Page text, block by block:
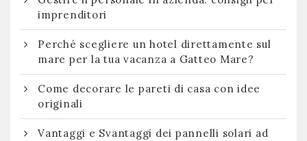
imprenditori
Perché scegliere un hotel direttamente sul
mare per la tua vacanza a Gatteo Mare?
Come decorare le pareti di casa con idee
originali
Vantaggi e Svantaggi dei pannelli solari ad